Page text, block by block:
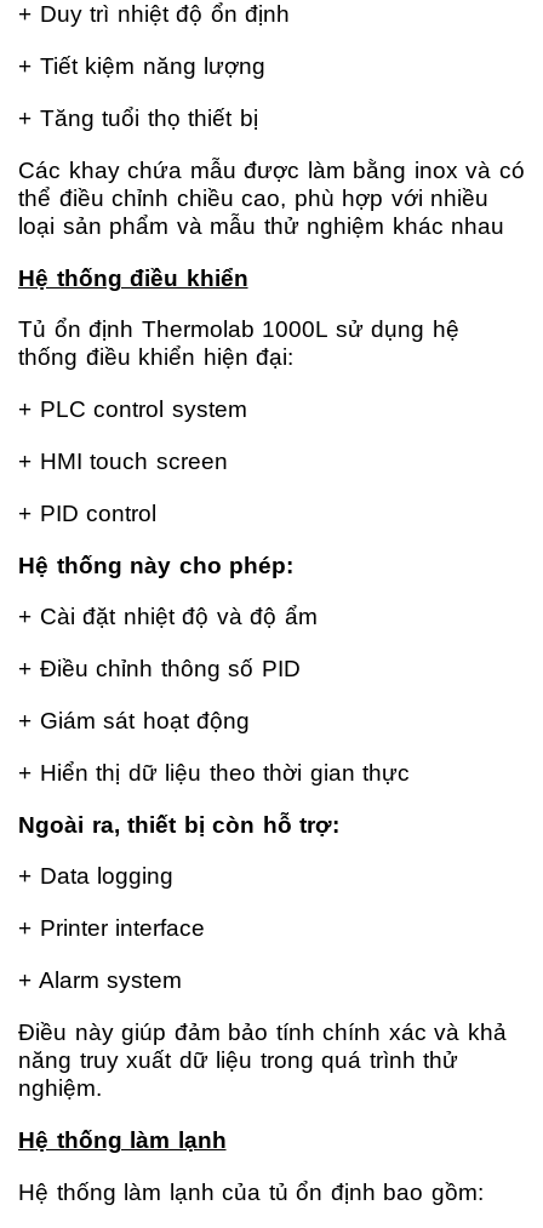
+ Duy trì nhiệt độ ổn định
+ Tiết kiệm năng lượng
+ Tăng tuổi thọ thiết bị
Các khay chứa mẫu được làm bằng inox và có
thể điều chỉnh chiều cao, phù hợp với nhiều
loại sản phẩm và mẫu thử nghiệm khác nhau
Hệ thống điều khiển
Tủ ổn định Thermolab 1000L sử dụng hệ
thống điều khiển hiện đại:
+ PLC control system
+ HMI touch screen
+ PID control
Hệ thống này cho phép:
+ Cài đặt nhiệt độ và độ ẩm
+ Điều chỉnh thông số PID
+ Giám sát hoạt động
+ Hiển thị dữ liệu theo thời gian thực
Ngoài ra, thiết bị còn hỗ trợ:
+ Data logging
+ Printer interface
+ Alarm system
Điều này giúp đảm bảo tính chính xác và khả
năng truy xuất dữ liệu trong quá trình thử
nghiệm.
Hệ thống làm lạnh
Hệ thống làm lạnh của tủ ổn định bao gồm: